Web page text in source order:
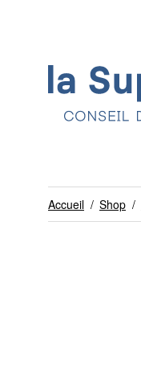
Accueil / Shop /